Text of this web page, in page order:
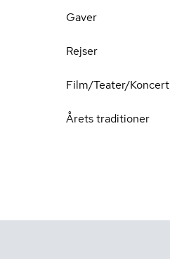
Gaver
Rejser
Film/Teater/Koncert
Årets traditioner